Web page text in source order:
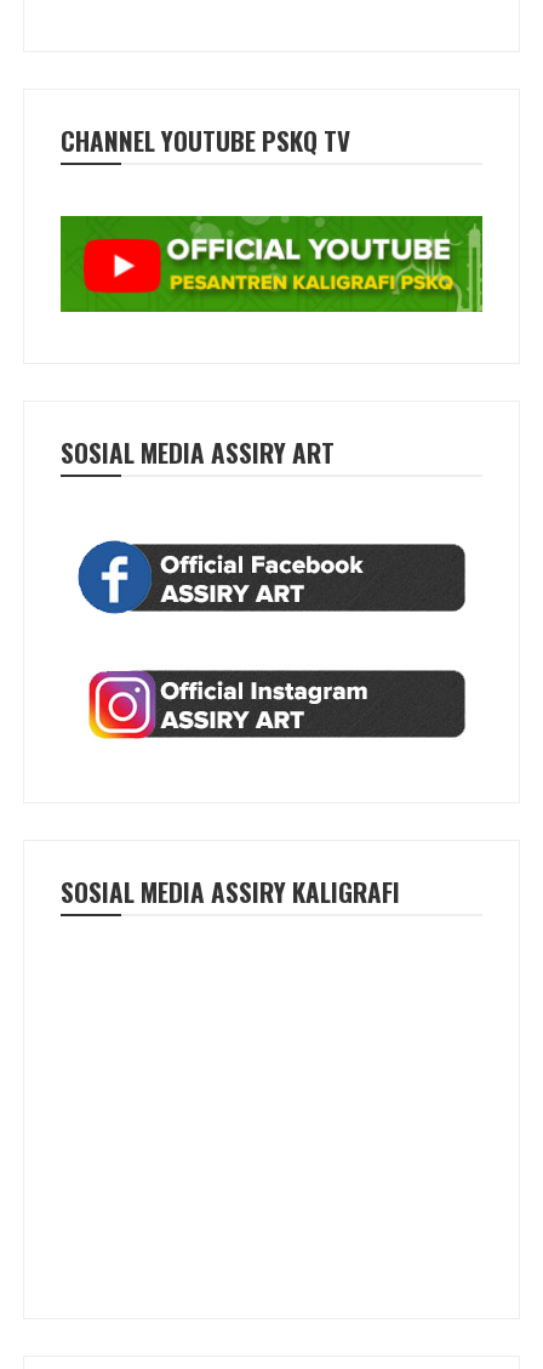
CHANNEL YOUTUBE PSKQ TV
SOSIAL MEDIA ASSIRY ART
SOSIAL MEDIA ASSIRY KALIGRAFI